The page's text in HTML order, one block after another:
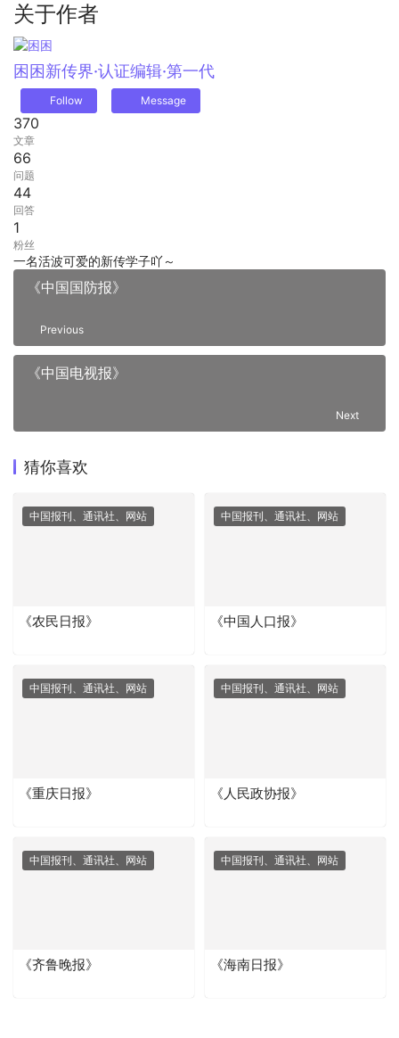
关于作者
困困新传界·认证编辑·第一代
Follow Message
370
文章
66
问题
44
回答
1
粉丝
一名活波可爱的新传学子吖～
《中国国防报》
Previous
《中国电视报》
Next
猜你喜欢
中国报刊、通讯社、网站
《农民日报》
中国报刊、通讯社、网站
《中国人口报》
中国报刊、通讯社、网站
《重庆日报》
中国报刊、通讯社、网站
《人民政协报》
中国报刊、通讯社、网站
《齐鲁晚报》
中国报刊、通讯社、网站
《海南日报》